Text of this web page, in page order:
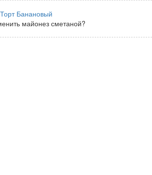
Торт Банановый
майонез сметаной?